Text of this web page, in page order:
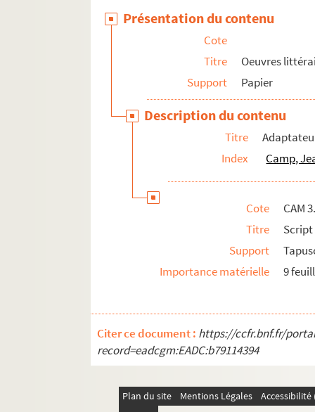
Conférences, discours
Présentation du contenu
Cote
Titre
Oeuvres
Support
Papier
Description du contenu
Titre
Index
Camp,
Cote
CAM
Titre
Support
Importance matérielle
9
Citer ce document : https://ccfr.bnf.fr/
record=eadcgm:EADC:b79114394
Plan du site Mentions Légales